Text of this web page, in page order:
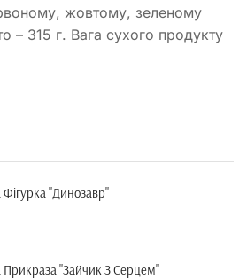
жовтому, зеленому
– 315 г. Вага сухого продукту
"динозавр"
"зайчик З Серцем"